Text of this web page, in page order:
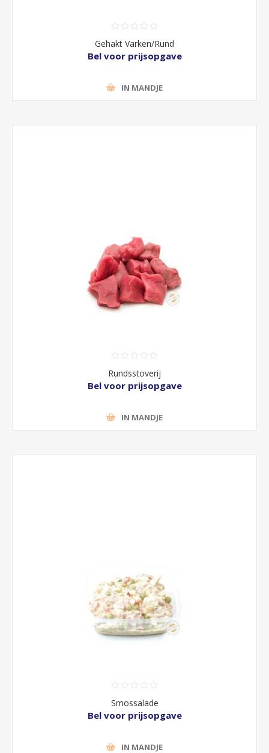
Gehakt Varken/Rund
Bel voor prijsopgave
IN MANDJE
Rundsstoverij
Bel voor prijsopgave
IN MANDJE
Smossalade
Bel voor prijsopgave
IN MANDJE